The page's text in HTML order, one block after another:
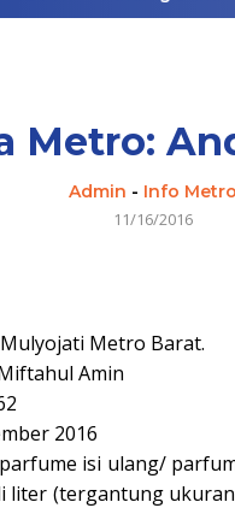
Metro:
Admin - Info Metro
11/16/2016
Metro Barat.
Amin
2016
isi ulang/
liter (tergantung